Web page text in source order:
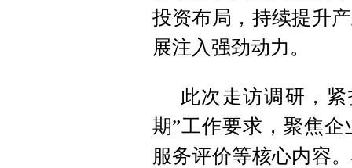
投资布局，持续提升
展注入强劲动力。
此次走访调研，
期”工作要求，聚焦
服务评价等核心内容